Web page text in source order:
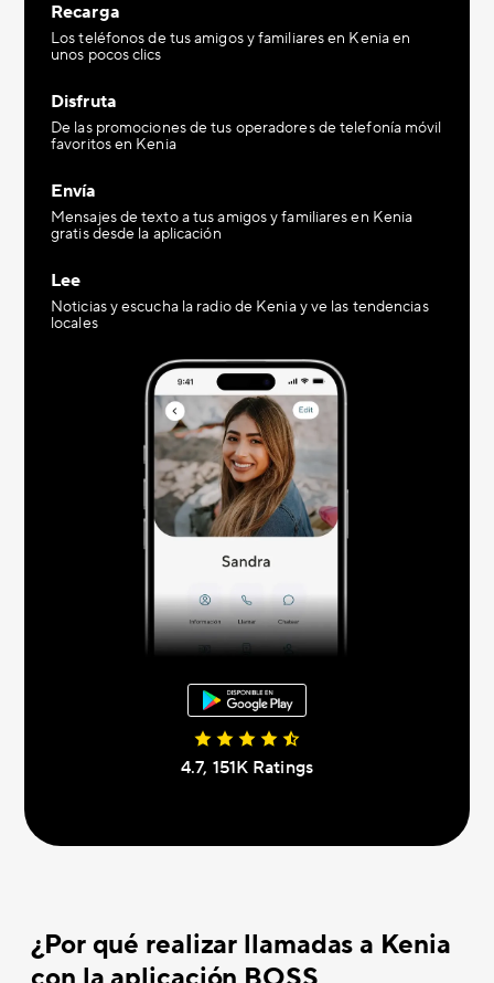
Recarga
Los teléfonos de tus amigos y familiares en Kenia en
unos pocos clics
Disfruta
De las promociones de tus operadores de telefonía móvil
favoritos en Kenia
Envía
Mensajes de texto a tus amigos y familiares en Kenia
gratis desde la aplicación
Lee
Noticias y escucha la radio de Kenia y ve las tendencias
locales
4.7, 151K Ratings
¿Por qué realizar llamadas a Kenia